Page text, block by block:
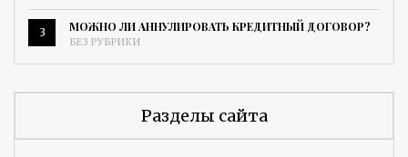
3 МОЖНО ЛИ АННУЛИРОВАТЬ КРЕДИТНЫЙ ДОГОВОР?
БЕЗ РУБРИКИ
Разделы сайта